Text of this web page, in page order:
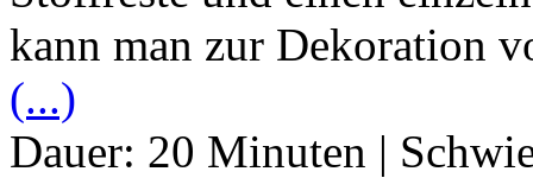
kann man zur Dekoration
(...)
Dauer: 20 Minuten |